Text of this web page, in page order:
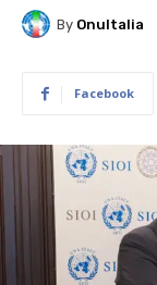
By OnuItalia
Facebook